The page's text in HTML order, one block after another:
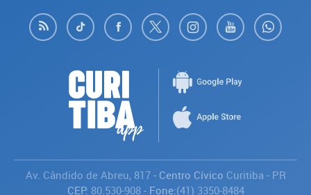
Av. Cândido de Abreu, 817- Centro Cívico Curitiba - PR
CEP: 80.530-908- Fone:(41) 3350-8484